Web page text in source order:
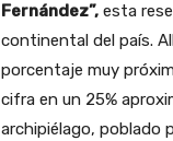
Fernández”,esta
continental del país.
porcentaje muy
cifra en un 25%
archipiélago, poblado